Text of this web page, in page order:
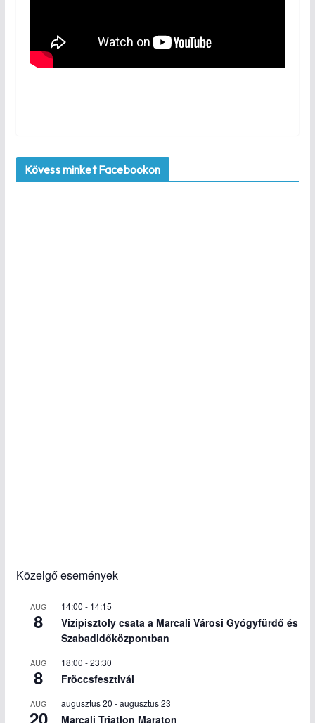
Kövess minket Facebookon
Közelgő események
AUG
8
14:00 - 14:15
Vizipisztoly csata a Marcali Városi Gyógyfürdő és
Szabadidőközpontban
AUG
8
18:00 -23:30
Fröccsfesztivál
AUG
20
augusztus 20 -augusztus 23
Marcali Triatlon Maraton